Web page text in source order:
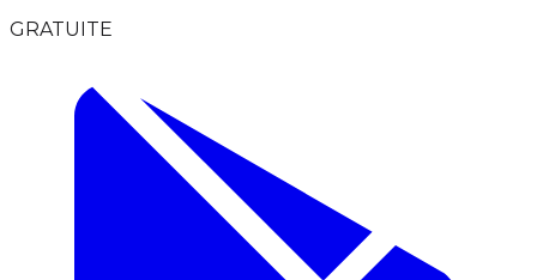
GRATUITE